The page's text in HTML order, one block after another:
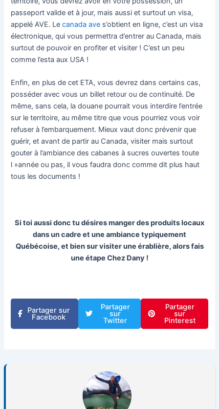
passeport valide et à jour, mais aussi et surtout un visa,
appelé AVE. Lecanada ave s’obtient en ligne, c’est un visa
électronique, qui vous permettra d’entrer au Canada, mais
surtout de pouvoir en profiter et visiter ! C’est un peu
comme l’esta aux USA !
Enfin, en plus de cet ETA, vous devrez dans certains cas,
posséder avec vous un billet retour ou de continuité. De
même, sans cela, la douane pourrait vous interdire l’entrée
sur le territoire, au même titre que vous pourriez vous voir
refuser à l’embarquement. Mieux vaut donc prévenir que
guérir, et avant de partir au Canada, visiter mais surtout
gouter à l’ambiance des cabanes à sucres ouvertes toute
l »année ou pas, il vous faudra donc comme dit plus haut
tous les documents !
Si toi aussi donc tu désires manger des produits locaux
dans un cadre et une ambiance typiquement
Québécoise, et bien sur visiter une érablière, alors fais
une étape Chez Dany !
Partager sur
Facebook
Partager
sur
Twitter
Partager
sur
Pinterest